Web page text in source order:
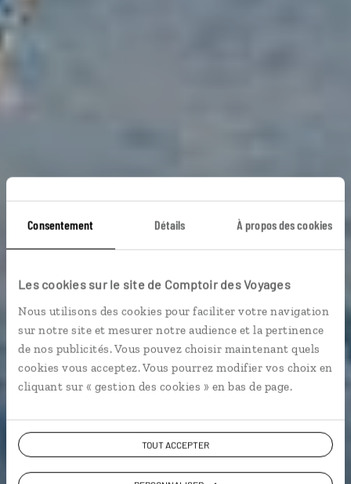
Consentement Détails À propos des cookies
Les cookies sur le site de Comptoir des Voyages
Nous utilisons des cookies pour faciliter votre navigation
sur notre site et mesurer notre audience et la pertinence
de nos publicités. Vous pouvez choisir maintenant quels
cookies vous acceptez. Vous pourrez modifier vos choix en
cliquant sur « gestion des cookies » en bas de page.
TOUT ACCEPTER
Aloha Alaska
Circuit aux USA, des glaciers de l’Alaska aux volcans
d’Hawaii.
Grands espaces
Unis